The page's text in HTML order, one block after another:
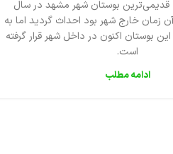
بوستان شهر مشهد در سال
آن زمان خارج شهر بود احداث گردید اما به
بوستان اکنون در داخل شهر قرار گرفته‌
است.
ادامه مطلب